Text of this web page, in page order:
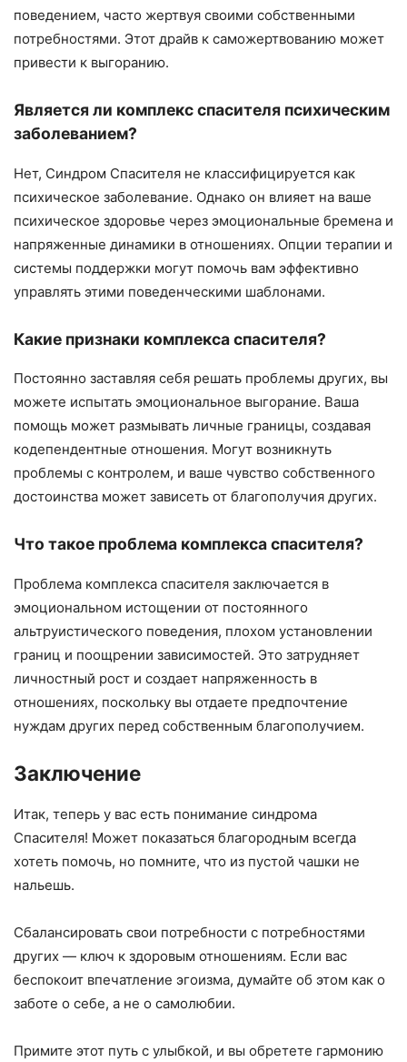
поведением, часто жертвуя своими собственными
потребностями. Этот драйв к саможертвованию может
привести к выгоранию.
Является ли комплекс спасителя психическим
заболеванием?
Нет, Синдром Спасителя не классифицируется как
психическое заболевание. Однако он влияет на ваше
психическое здоровье через эмоциональные бремена и
напряженные динамики в отношениях. Опции терапии и
системы поддержки могут помочь вам эффективно
управлять этими поведенческими шаблонами.
Какие признаки комплекса спасителя?
Постоянно заставляя себя решать проблемы других, вы
можете испытать эмоциональное выгорание. Ваша
помощь может размывать личные границы, создавая
кодепендентные отношения. Могут возникнуть
проблемы с контролем, и ваше чувство собственного
достоинства может зависеть от благополучия других.
Что такое проблема комплекса спасителя?
Проблема комплекса спасителя заключается в
эмоциональном истощении от постоянного
альтруистического поведения, плохом установлении
границ и поощрении зависимостей. Это затрудняет
личностный рост и создает напряженность в
отношениях, поскольку вы отдаете предпочтение
нуждам других перед собственным благополучием.
Заключение
Итак, теперь у вас есть понимание синдрома
Спасителя! Может показаться благородным всегда
хотеть помочь, но помните, что из пустой чашки не
нальешь.
Сбалансировать свои потребности с потребностями
других — ключ к здоровым отношениям. Если вас
беспокоит впечатление эгоизма, думайте об этом как о
заботе о себе, а не о самолюбии.
Примите этот путь с улыбкой, и вы обретете гармонию